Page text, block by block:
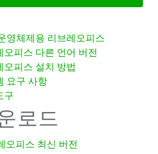
영체제용 리브레오피스
오피스 다른 언어 버전
오피스 설치 방법
요구 사항
구
로드
오피스 최신 버전